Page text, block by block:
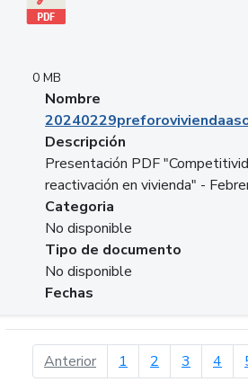
0 MB
Nombre
Descripción
Presentación PDF
reactivación en vivienda" -
Categoria
No disponible
Tipo de documento
No disponible
Fechas
Anteriorpágina anterior
1 2 3 4